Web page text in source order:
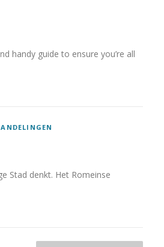
handy guide to ensure you’re all
Stad denkt. Het Romeinse